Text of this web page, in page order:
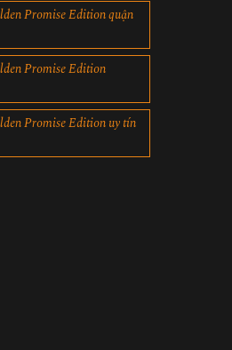
Promise Edition quận
Promise Edition
Promise Edition uy tín